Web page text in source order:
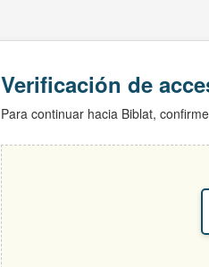
Verificación de
Para continuar hacia Biblat,